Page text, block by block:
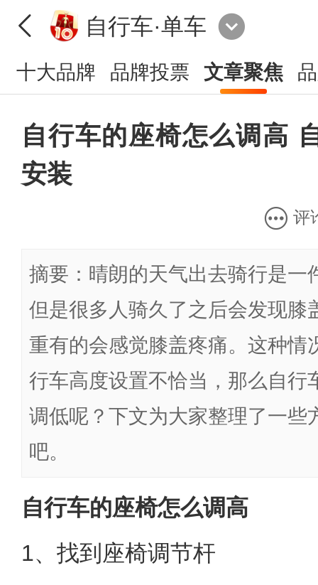
自行车·单车
十大品牌 品牌投票 文章聚焦
自行车的座椅怎么调高
安装
评
摘要：晴朗的天气出去骑行是一
但是很多人骑久了之后会发现膝
重有的会感觉膝盖疼痛。这种情
行车高度设置不恰当，那么自行
调低呢？下文为大家整理了一些
吧。
自行车的座椅怎么调高
1、找到座椅调节杆